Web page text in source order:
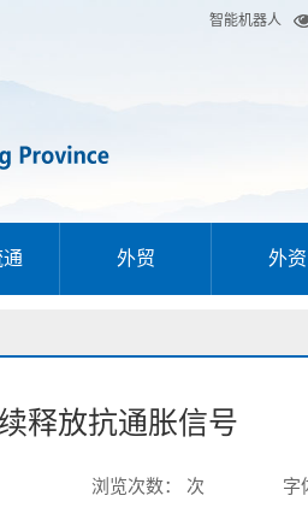
智能机器人
外贸 外资
释放抗通胀信号
浏览次数： 次 字